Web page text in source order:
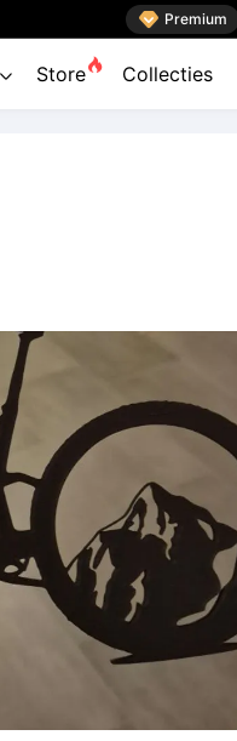
 Premium
 Store Collecties